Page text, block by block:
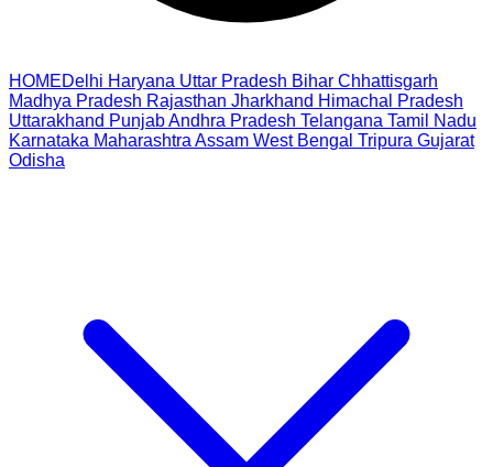
HOMEDelhi Haryana Uttar Pradesh Bihar Chhattisgarh
Madhya Pradesh Rajasthan Jharkhand Himachal Pradesh
Uttarakhand PunjabAndhra Pradesh Telangana Tamil Nadu
Karnataka Maharashtra Assam West Bengal Tripura Gujarat
Odisha